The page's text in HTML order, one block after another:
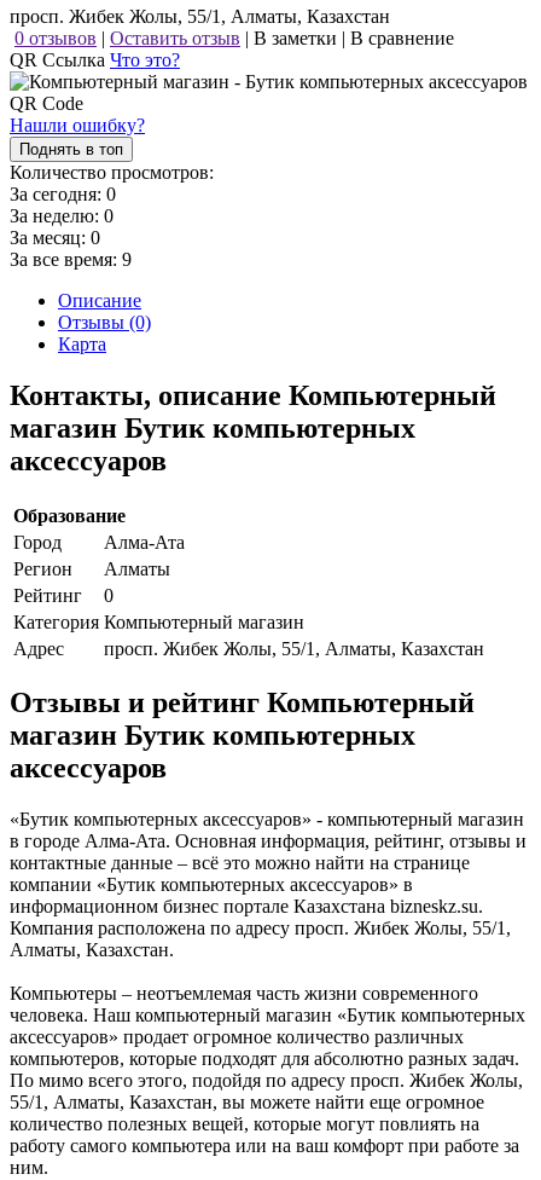
просп. Жибек Жолы, 55/1, Алматы, Казахстан
0 отзывов | Оставить отзыв | В заметки | В сравнение
QR Ссылка Что это?
Нашли ошибку?
Поднять в топ
Количество просмотров:
За сегодня: 0
За неделю: 0
За месяц: 0
За все время: 9
Описание
Отзывы (0)
Карта
Контакты, описание Компьютерный
магазин Бутик компьютерных
аксессуаров
Образование
Город
Алма-Ата
Регион
Алматы
Рейтинг
0
Категория Компьютерный магазин
Адрес
просп. Жибек Жолы, 55/1, Алматы, Казахстан
Отзывы и рейтинг Компьютерный
магазин Бутик компьютерных
аксессуаров
«Бутик компьютерных аксессуаров» - компьютерный магазин
в городе Алма-Ата. Основная информация, рейтинг, отзывы и
контактные данные – всё это можно найти на странице
компании «Бутик компьютерных аксессуаров» в
информационном бизнес портале Казахстана bizneskz.su.
Компания расположена по адресу просп. Жибек Жолы, 55/1,
Алматы, Казахстан.
Компьютеры – неотъемлемая часть жизни современного
человека. Наш компьютерный магазин «Бутик компьютерных
аксессуаров» продает огромное количество различных
компьютеров, которые подходят для абсолютно разных задач.
По мимо всего этого, подойдя по адресу просп. Жибек Жолы,
55/1, Алматы, Казахстан, вы можете найти еще огромное
количество полезных вещей, которые могут повлиять на
работу самого компьютера или на ваш комфорт при работе за
ним.